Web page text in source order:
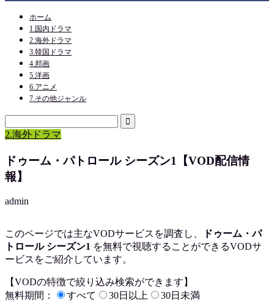
ホーム
1.国内ドラマ
2.海外ドラマ
3.韓国ドラマ
4.邦画
5.洋画
6.アニメ
7.その他ジャンル
2.海外ドラマ
ドゥーム・パトロール シーズン1【VOD配信情
報】
admin
このページでは主なVODサービスを調査し、
ドゥーム・パ
トロール シーズン1 を無料で視聴することができるVODサ
ービスをご紹介しています。
【VODの特徴で絞り込み検索ができます】
無料期間：
すべて 30日以上
30日未満